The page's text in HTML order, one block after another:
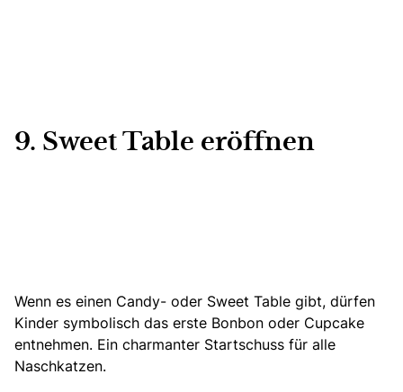
9. Sweet Table eröffnen
Wenn es einen Candy- oder Sweet Table gibt, dürfen
Kinder symbolisch das erste Bonbon oder Cupcake
entnehmen. Ein charmanter Startschuss für alle
Naschkatzen.